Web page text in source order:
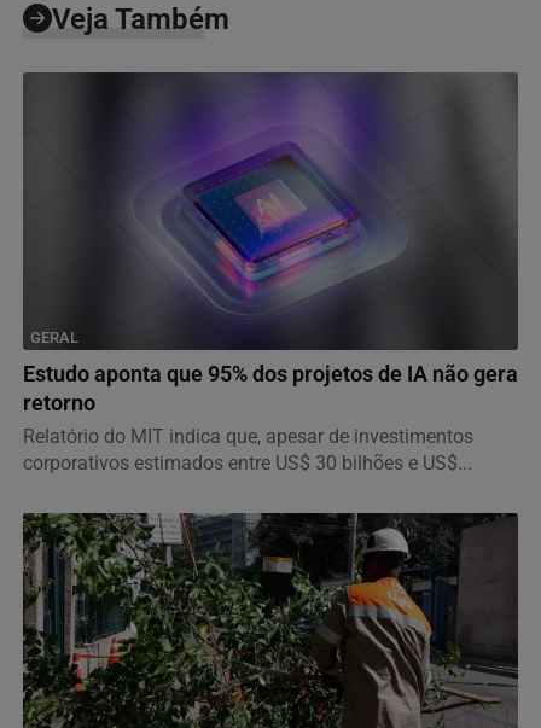
Veja Também
GERAL
Estudo aponta que 95% dos projetos de IA não gera
retorno
Relatório do MIT indica que, apesar de investimentos
corporativos estimados entre US$ 30 bilhões e US$...